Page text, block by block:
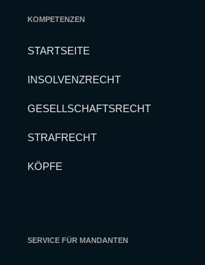
KOMPETENZEN
STARTSEITE
INSOLVENZRECHT
GESELLSCHAFTSRECHT
STRAFRECHT
KÖPFE
SERVICE FÜR MANDANTEN
Website
Besuchs so
möglich
Wenn Sie
diese
ablehnen,
einige
Funktionen